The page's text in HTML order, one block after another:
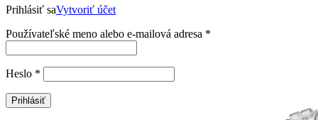
Prihlásiť saVytvoriť účet
Používateľské meno alebo e-mailová adresa *
Heslo *
Prihlásiť